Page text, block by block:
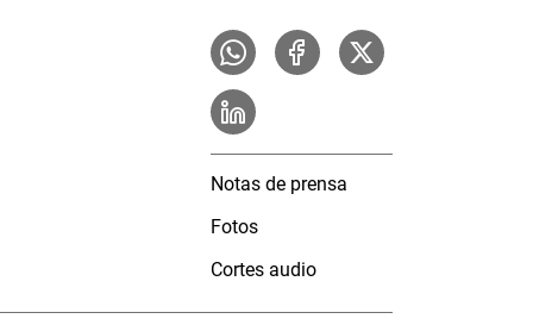
Notas de prensa
Fotos
Cortes audio